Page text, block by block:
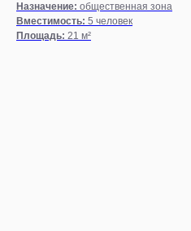
Назначение: общественная зона
Вместимость: 5 человек
Площадь: 21 м²